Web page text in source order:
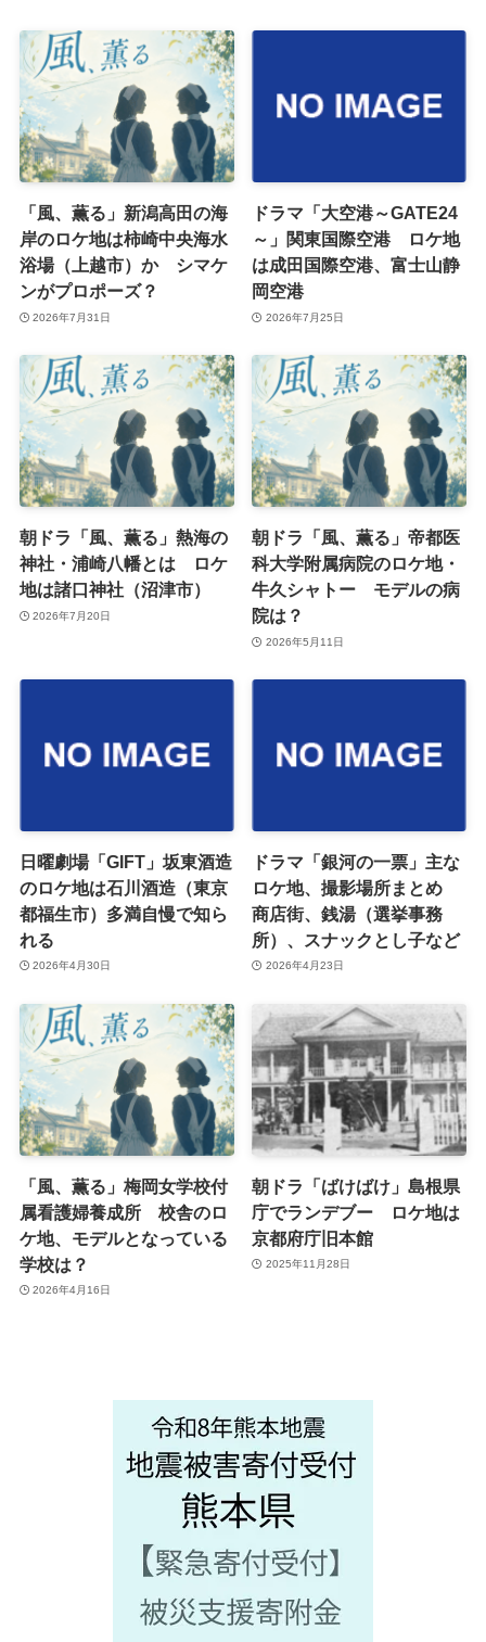
「風、薫る」新潟高田の海
岸のロケ地は柿崎中央海水
浴場（上越市）か シマケ
ンがプロポーズ？
2026年7月31日
ドラマ「大空港～GATE24
～」関東国際空港 ロケ地
は成田国際空港、富士山静
岡空港
2026年7月25日
朝ドラ「風、薫る」熱海の
神社・浦崎八幡とは ロケ
地は諸口神社（沼津市）
2026年7月20日
朝ドラ「風、薫る」帝都医
科大学附属病院のロケ地・
牛久シャトー モデルの病
院は？
2026年5月11日
日曜劇場「GIFT」坂東酒造
のロケ地は石川酒造（東京
都福生市）多満自慢で知ら
れる
2026年4月30日
ドラマ「銀河の一票」主な
ロケ地、撮影場所まとめ
商店街、銭湯（選挙事務
所）、スナックとし子など
2026年4月23日
「風、薫る」梅岡女学校付
属看護婦養成所 校舎のロ
ケ地、モデルとなっている
学校は？
2026年4月16日
朝ドラ「ばけばけ」島根県
庁でランデブー ロケ地は
京都府庁旧本館
2025年11月28日